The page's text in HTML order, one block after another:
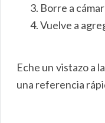
Borre a
Vuelve a
Eche un vistazo a
una referencia